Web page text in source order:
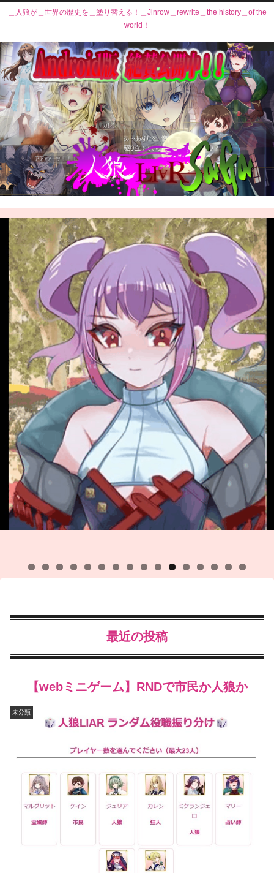
＿人狼が＿世界の歴史を＿塗り替える！＿Jinrow＿rewrite＿the history＿of the
world！
最近の投稿
【webミニゲーム】RNDで市民か人狼か
未分類